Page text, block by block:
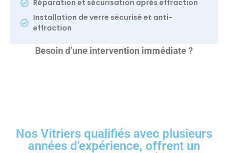
Réparation et sécurisation après effraction
Installation de verre sécurisé et anti-
effraction
Besoin d’une intervention immédiate ?
Nos Vitriers qualifiés avec plusieurs
années d'expérience, offrent un